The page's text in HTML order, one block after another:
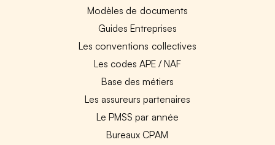
Modèles de documents
Guides Entreprises
Les conventions collectives
Les codes APE / NAF
Base des métiers
Les assureurs partenaires
Le PMSS par année
Bureaux CPAM